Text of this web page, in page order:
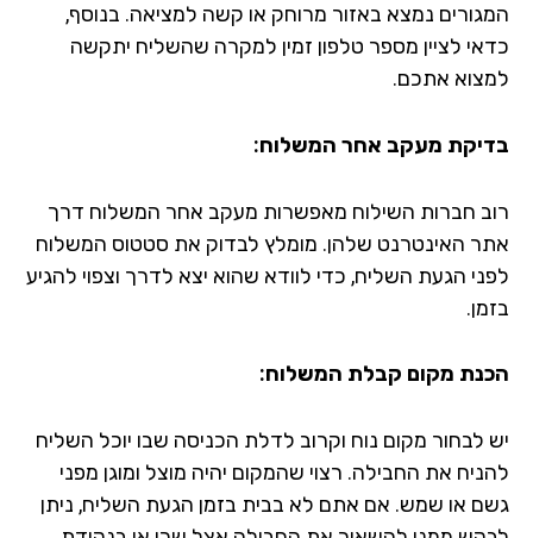
נמצא באזור מרוחק או קשה למציאה. בנוסף,
לציין מספר טלפון זמין למקרה שהשליח יתקשה
אתכם.
מעקב אחר המשלוח:
חברות השילוח מאפשרות מעקב אחר המשלוח דרך
האינטרנט שלהן. מומלץ לבדוק את סטטוס המשלוח
הגעת השליח, כדי לוודא שהוא יצא לדרך וצפוי להגיע
מקום קבלת המשלוח:
לבחור מקום נוח וקרוב לדלת הכניסה שבו יוכל השליח
את החבילה. רצוי שהמקום יהיה מוצל ומוגן מפני
או שמש. אם אתם לא בבית בזמן הגעת השליח, ניתן